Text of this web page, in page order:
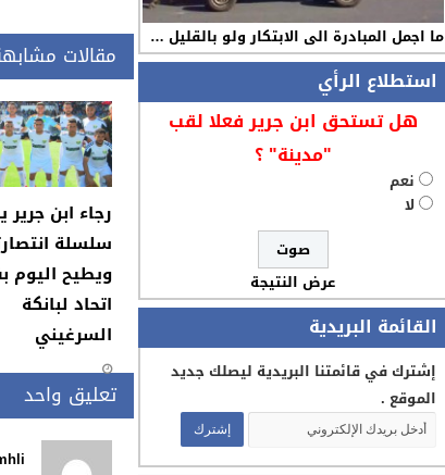
ما اجمل المبادرة الى الابتكار ولو بالقليل …
استطلاع الرأي
هل تستحق ابن جرير فعلا لقب
"مدينة" ؟
نعم
لا
عرض النتيجة
القائمة البريدية
إشترك في قائمتنا البريدية ليصلك جديد
الموقع .
مقالات
رجاء ابن جرير
سلسلة
ويطيح اليوم
اتحاد لبانكة
السرغيني
تعليق واحد